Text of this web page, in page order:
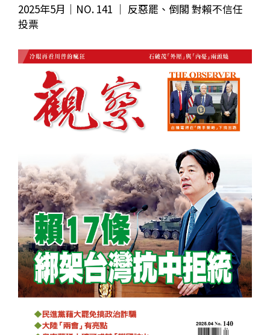
2025年5月｜NO. 141 │ 反惡罷、倒閣 對賴不信任
投票